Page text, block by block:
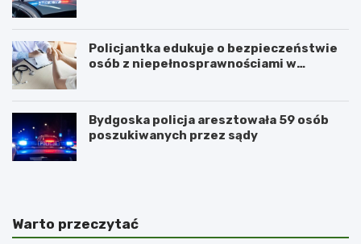
Policjantka edukuje o bezpieczeństwie
osób z niepełnosprawnościami w
Bydgoska policja aresztowała 59 osób
poszukiwanych przez sądy
Warto przeczytać